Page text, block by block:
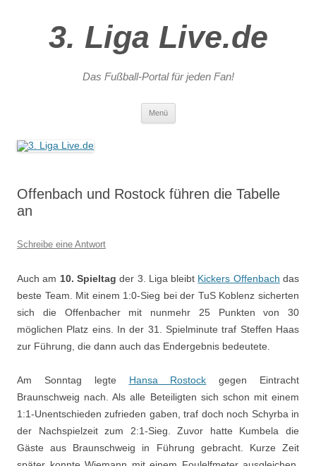
3. Liga Live.de
Das Fußball-Portal für jeden Fan!
Menü
Offenbach und Rostock führen die Tabelle
an
Schreibe eine Antwort
Auch am 10. Spieltag der 3. Liga bleibt Kickers Offenbach das
beste Team. Mit einem 1:0-Sieg bei der TuS Koblenz sicherten
sich die Offenbacher mit nunmehr 25 Punkten von 30
möglichen Platz eins. In der 31. Spielminute traf Steffen Haas
zur Führung, die dann auch das Endergebnis bedeutete.
Am Sonntag legte Hansa Rostock gegen Eintracht
Braunschweig nach. Als alle Beteiligten sich schon mit einem
1:1-Unentschieden zufrieden gaben, traf doch noch Schyrba in
der Nachspielzeit zum 2:1-Sieg. Zuvor hatte Kumbela die
Gäste aus Braunschweig in Führung gebracht. Kurze Zeit